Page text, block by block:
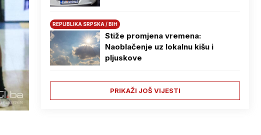
REPUBLIKA SRPSKA / BIH
Stiže promjena vremena:
Naoblačenje uz lokalnu kišu i
pljuskove
PRIKAŽI JOŠ VIJESTI